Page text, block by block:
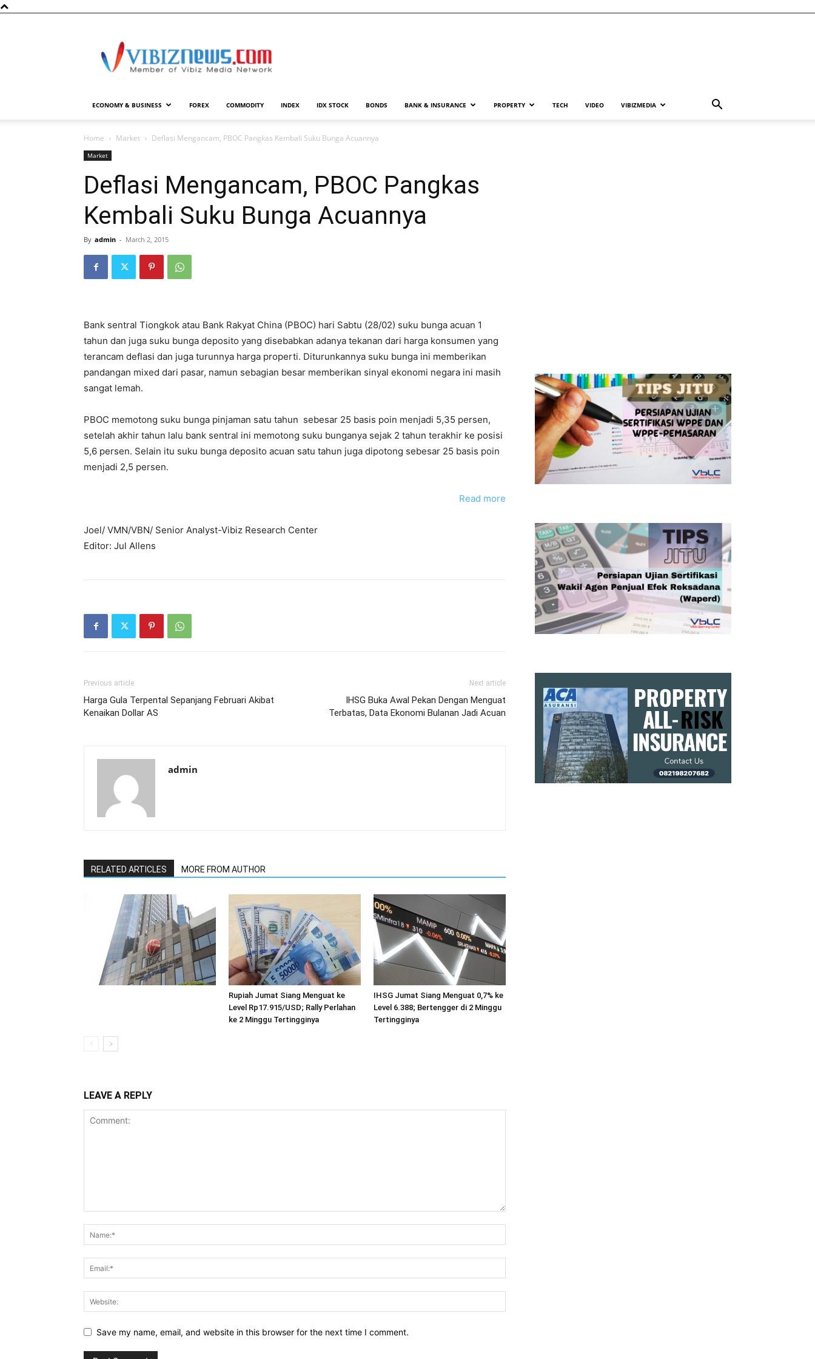
ECONOMY & BUSINESS FOREX COMMODITY INDEX IDX STOCK BONDS BANK & INSURANCE PROPERTY TECH VIDEO VIBIZMEDIA
Home Market Deflasi Mengancam, PBOC Pangkas Kembali Suku Bunga Acuannya
Market
Deflasi Mengancam, PBOC Pangkas
Kembali Suku Bunga Acuannya
By admin - March 2, 2015
Bank sentral Tiongkok atau Bank Rakyat China (PBOC) hari Sabtu (28/02) suku bunga acuan 1
tahun dan juga suku bunga deposito yang disebabkan adanya tekanan dari harga konsumen yang
terancam deflasi dan juga turunnya harga properti. Diturunkannya suku bunga ini memberikan
pandangan mixed dari pasar, namun sebagian besar memberikan sinyal ekonomi negara ini masih
sangat lemah.
PBOC memotong suku bunga pinjaman satu tahun sebesar 25 basis poin menjadi 5,35 persen,
setelah akhir tahun lalu bank sentral ini memotong suku bunganya sejak 2 tahun terakhir ke posisi
5,6 persen. Selain itu suku bunga deposito acuan satu tahun juga dipotong sebesar 25 basis poin
menjadi 2,5 persen.
Read more
Joel/ VMN/VBN/ Senior Analyst-Vibiz Research Center
Editor: Jul Allens
Previous article
Harga Gula Terpental Sepanjang Februari Akibat
Kenaikan Dollar AS
Next article
IHSG Buka Awal Pekan Dengan Menguat
Terbatas, Data Ekonomi Bulanan Jadi Acuan
admin
RELATED ARTICLES MORE FROM AUTHOR
Rupiah Jumat Siang Menguat ke
Level Rp17.915/USD; Rally Perlahan
ke 2 Minggu Tertingginya
IHSG Jumat Siang Menguat 0,7% ke
Level 6.388; Bertengger di 2 Minggu
Tertingginya
LEAVE A REPLY
Save my name, email, and website in this browser for the next time I comment.